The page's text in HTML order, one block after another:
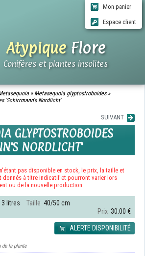
AtypiqueFlore
Conifères et plantes insolites
Mon panier
Espace client
ACCUEIL
CATALOGUE
INFOS LIVRAISONS
CGV
CONTACT
» Metasequoia glyptostroboides»
'Schirrmann's Nordlicht'
SUIVANT
GLYPTOSTROBOIDES
NORDLICHT'
pas disponible en stock, le prix, la taille et
donnés à titre indicatif et pourront varier lors
ou de la nouvelle production.
3 litres Taille 40/50 cm
Prix 30.00 €
ALERTE DISPONIBILITÉ
de la plante